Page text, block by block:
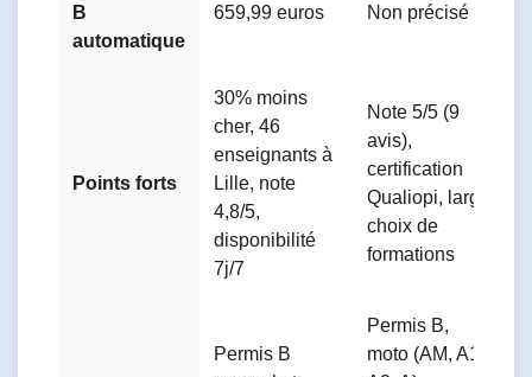
B
automatique
659,99 euros Non précisé
Points forts
30% moins
cher, 46
enseignants à
Lille, note
4,8/5,
disponibilité
7j/7
Note 5/5 (9
avis),
certification
Qualiopi, large
choix de
formations
Permis B
Permis B,
moto (AM, A1,